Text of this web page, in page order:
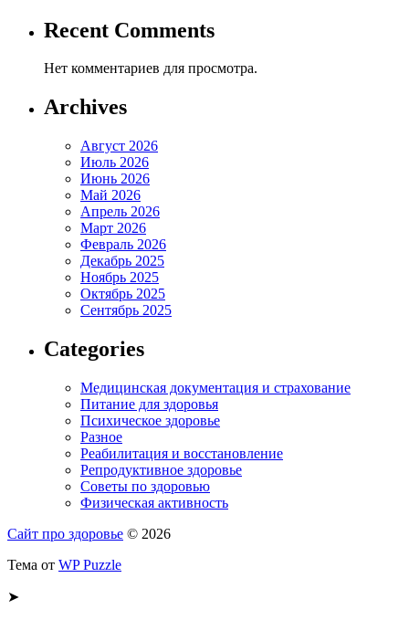
Recent Comments
Нет комментариев для просмотра.
Archives
Август 2026
Июль 2026
Июнь 2026
Май 2026
Апрель 2026
Март 2026
Февраль 2026
Декабрь 2025
Ноябрь 2025
Октябрь 2025
Сентябрь 2025
Categories
Медицинская документация и страхование
Питание для здоровья
Психическое здоровье
Разное
Реабилитация и восстановление
Репродуктивное здоровье
Советы по здоровью
Физическая активность
Сайт про здоровье © 2026
Тема от WP Puzzle
➤